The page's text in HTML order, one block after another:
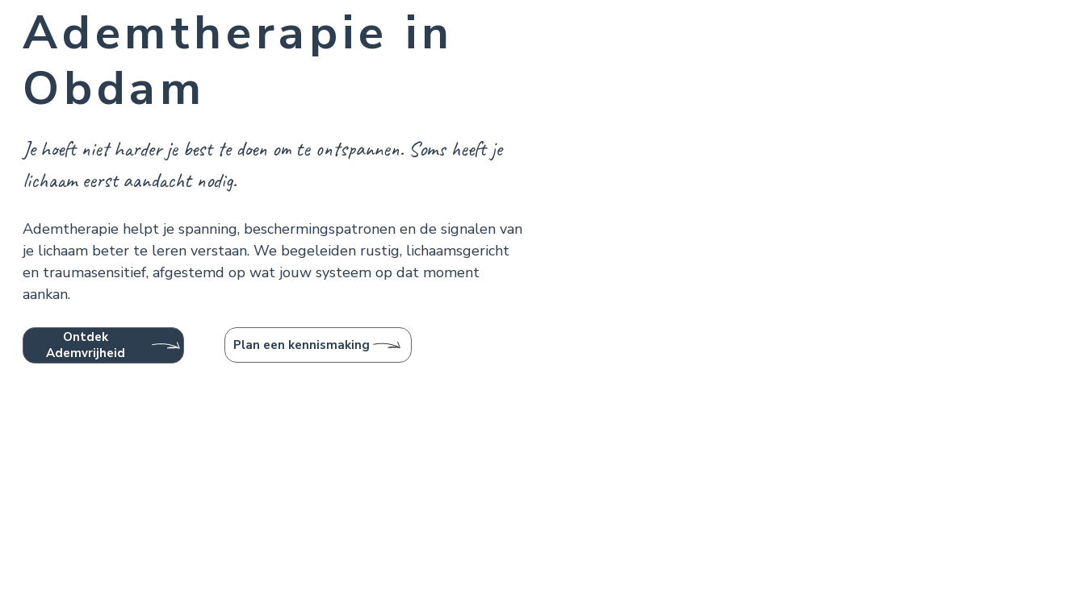
Ademtherapie in
Obdam
Je hoeft niet harder je best te doen om te ontspannen. Soms heeft je
lichaam eerst aandacht nodig.
Ademtherapie helpt je spanning, beschermingspatronen en de signalen van
je lichaam beter te leren verstaan. We begeleiden rustig, lichaamsgericht
en traumasensitief, afgestemd op wat jouw systeem op dat moment
aankan.
Ontdek
Ademvrijheid
Plan een kennismaking